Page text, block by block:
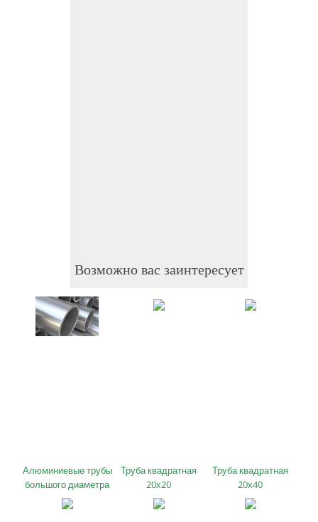
Возможно вас заинтересует
Алюминиевые трубы
большого диаметра
Труба квадратная
20х20
Труба квадратная
20х40